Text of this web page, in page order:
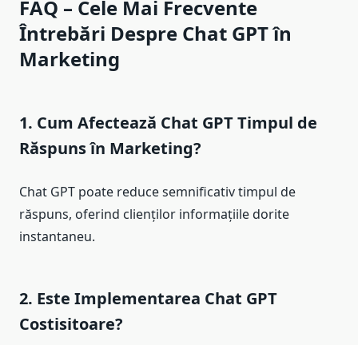
FAQ – Cele Mai Frecvente
Întrebări Despre Chat GPT în
Marketing
1. Cum Afectează Chat GPT Timpul de
Răspuns în Marketing?
Chat GPT poate reduce semnificativ timpul de
răspuns, oferind clienților informațiile dorite
instantaneu.
2. Este Implementarea Chat GPT
Costisitoare?